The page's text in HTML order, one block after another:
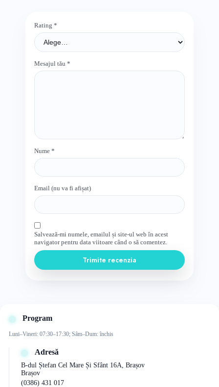
Rating *
Mesajul tău *
Nume *
Email (nu va fi afișat)
Salvează-mi numele, emailul și site-ul web în acest
navigator pentru data viitoare când o să comentez.
Trimite recenzia
Program
Luni–Vineri: 07:30–17:30; Sâm–Dum: închis
Adresă
B-dul Ștefan Cel Mare Și Sfânt 16A, Brașov
Brașov
(0386) 431 017